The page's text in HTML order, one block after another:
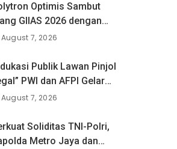
Optimis Sambut
GIIAS 2026 dengan
Positif
August 7, 2026
Publik Lawan Pinjol
PWI dan AFPI Gelar
Jurnalistik
August 7, 2026
Soliditas TNI-Polri,
Metro Jaya dan